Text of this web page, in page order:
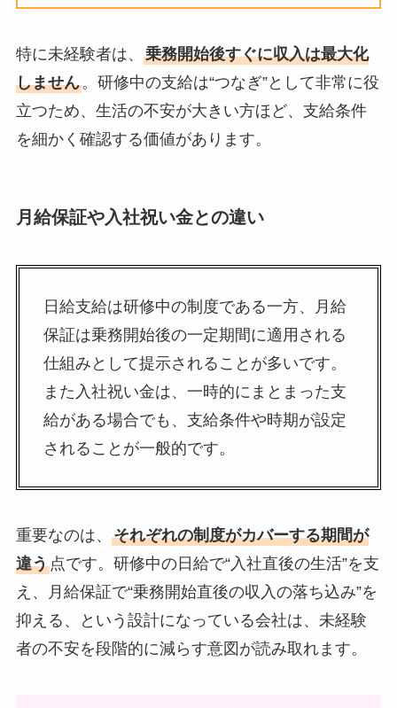
特に未経験者は、 乗務開始後すぐに収入は最大化
しません。研修中の支給は“つなぎ”として非常に役
立つため、生活の不安が大きい方ほど、支給条件
を細かく確認する価値があります。
月給保証や入社祝い金との違い
日給支給は研修中の制度である一方、月給
保証は乗務開始後の一定期間に適用される
仕組みとして提示されることが多いです。
また入社祝い金は、一時的にまとまった支
給がある場合でも、支給条件や時期が設定
されることが一般的です。
重要なのは、 それぞれの制度がカバーする期間が
違う点です。研修中の日給で“入社直後の生活”を支
え、月給保証で“乗務開始直後の収入の落ち込み”を
抑える、という設計になっている会社は、未経験
者の不安を段階的に減らす意図が読み取れます。